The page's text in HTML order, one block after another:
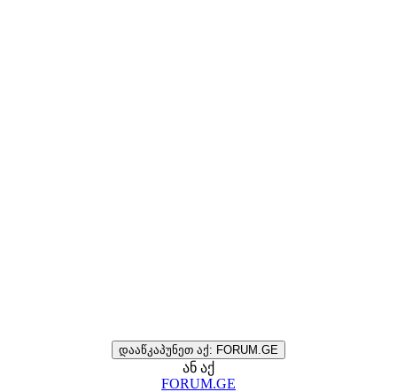
დააწკაპუნეთ აქ: FORUM.GE
ან აქ
FORUM.GE